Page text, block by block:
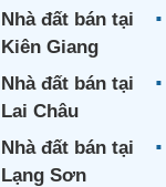
Nhà đất bán tại
Kiên Giang
Nhà đất bán tại
Lai Châu
Nhà đất bán tại
Lạng Sơn